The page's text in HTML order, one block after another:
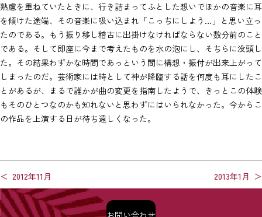
熟慮を重ねていたときに、行き詰まってふとした想いでほかの音楽に耳
を傾けた途端、その音楽に吸い込まれ「こっちにしよう…」と思い立っ
たのである。もう振り移し稽古に出掛けなければならない数分前のこと
である。そして即座に今まで考えたものを水の泡にし、そちらに没頭し
た。その結果わずかな時間であっという間に構想・振付が出来上がって
しまったのだ。芸術家には時として神が降臨する話を何度も耳にしたこ
とがあるが、まるで誰かが曲の変更を指南したようで、きっとこの体験
もそのひとつなのかも知れないと思わずにはいられなかった。今からこ
の作品を上演する日が待ち遠しくなった。
投
稿
ナ
2012年11月 2013年1月
お問い合わせ
〒106-0031 東京都港区西麻布2丁目12-4
プライバシーポリシー